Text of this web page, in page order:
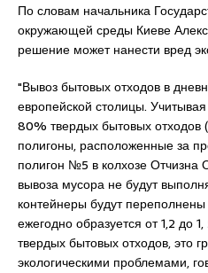
По словам начальника
окружающей среды Киеве
решение может нанести вред
"Вывоз бытовых отходов в
европейской столицы.
80% твердых бытовых отходов
полигоны, расположенные за
полигон №5 в колхозе Отчизна
вывоза мусора не будут
контейнеры будут
ежегодно образуется от 1,2 до
твердых бытовых отходов, это
экологическими проблемами,